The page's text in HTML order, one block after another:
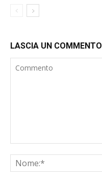
LASCIA UN COMMENTO